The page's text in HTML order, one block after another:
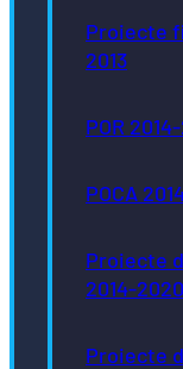
Proiecte
2013
POR
POCA
Proiecte
2014-2020
Proiecte
Întreținere
strada Ghinzii;
îndreptat și
reparații…
03/08/2026